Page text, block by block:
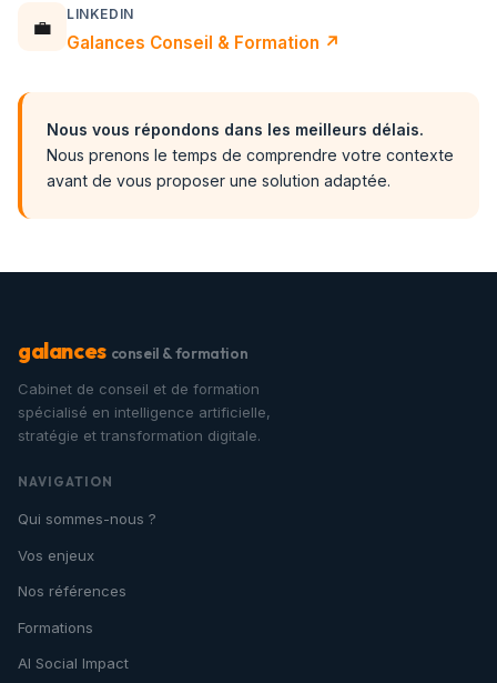
💼
LINKEDIN
Galances Conseil & Formation ↗
Nous vous répondons dans les meilleurs délais.
Nous prenons le temps de comprendre votre contexte
avant de vous proposer une solution adaptée.
galances conseil & formation
Cabinet de conseil et de formation
spécialisé en intelligence artificielle,
stratégie et transformation digitale.
NAVIGATION
Qui sommes-nous ?
Vos enjeux
Nos références
Formations
AI Social Impact